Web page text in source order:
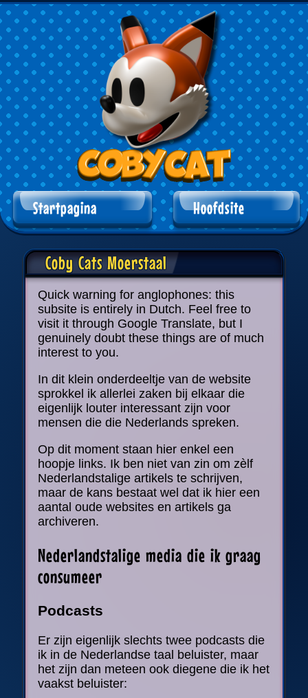
Startpagina Hoofdsite
Coby Cats Moerstaal
Quick warning for anglophones: this
subsite is entirely in Dutch. Feel free to
visit it through Google Translate, but I
genuinely doubt these things are of much
interest to you.
In dit klein onderdeeltje van de website
sprokkel ik allerlei zaken bij elkaar die
eigenlijk louter interessant zijn voor
mensen die die Nederlands spreken.
Op dit moment staan hier enkel een
hoopje links. Ik ben niet van zin om zèlf
Nederlandstalige artikels te schrijven,
maar de kans bestaat wel dat ik hier een
aantal oude websites en artikels ga
archiveren.
Nederlandstalige media die ik graag
consumeer
Podcasts
Er zijn eigenlijk slechts twee podcasts die
ik in de Nederlandse taal beluister, maar
het zijn dan meteen ook diegene die ik het
vaakst beluister: